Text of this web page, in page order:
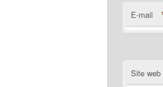
E-mail
Site web